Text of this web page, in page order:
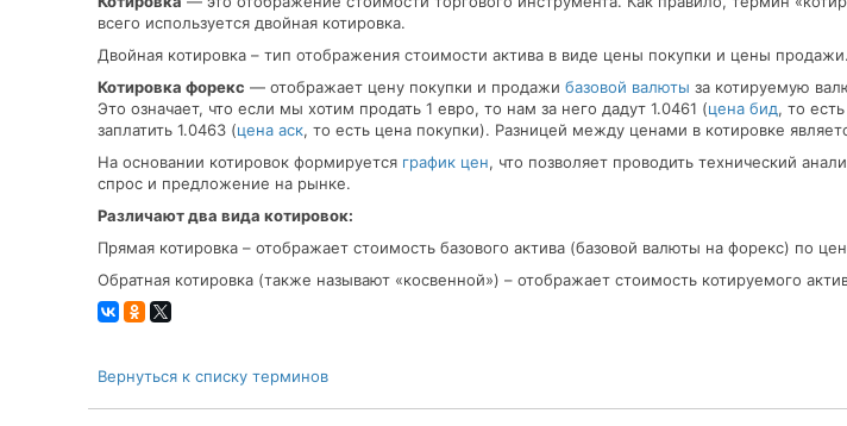
всего используется двойная котировка.
Двойная котировка – тип отображения стоимости актива в виде цены покупки и цены
Котировка форекс — отображает цену покупки и продажи базовой валюты за котируемую
Это означает, что если мы хотим продать 1 евро, то нам за него дадут 1.0461 (цена бид, то
заплатить 1.0463 (цена аск, то есть цена покупки). Разницей между ценами в котировке
На основании котировок формируется график цен, что позволяет проводить технический
спрос и предложение на рынке.
Различают два вида котировок:
Прямая котировка – отображает стоимость базового актива (базовой валюты на форекс) по
Обратная котировка (также называют «косвенной») – отображает стоимость котируемого
Вернуться к списку терминов